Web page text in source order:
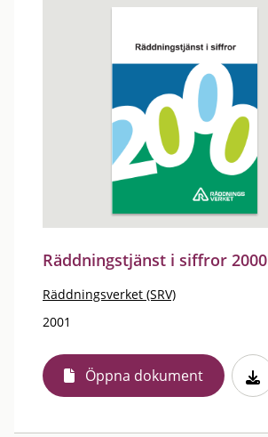
Räddningstjänst i siffror 2000
Räddningsverket (SRV)
2001
Öppna dokument